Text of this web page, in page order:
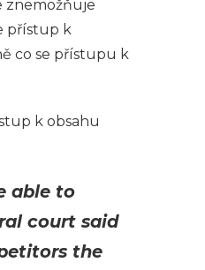
znemožňuje
přístup k
co se přístupu k
k obsahu
able to
court said
the